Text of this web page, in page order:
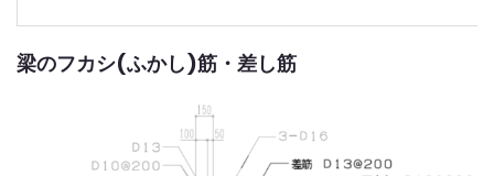
梁のフカシ(ふかし)筋・差し筋